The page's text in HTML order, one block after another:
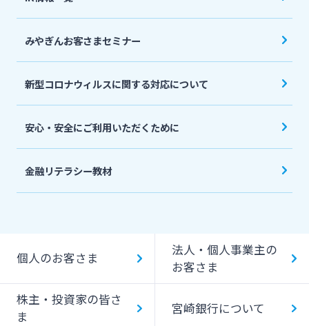
採用情報
お問い合わせ先一覧
みやぎんお客さまセミナー
新型コロナウィルスに関する対応について
安心・安全にご利用いただくために
金融リテラシー教材
個人のお客さま
法人・個人事業主の
お客さま
株主・投資家の皆さ
ま
宮崎銀行について